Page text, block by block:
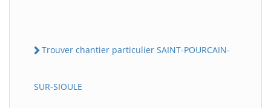
Trouver chantier particulier SAINT-POURCAIN-
SUR-SIOULE